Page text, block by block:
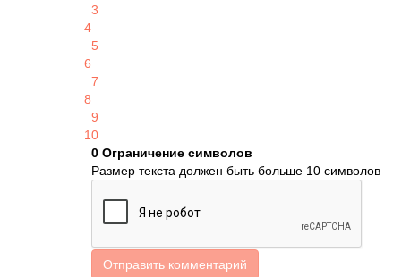
3
4
5
6
7
8
9
10
0 Ограничение символов
Размер текста должен быть больше 10 символов
Отправить комментарий